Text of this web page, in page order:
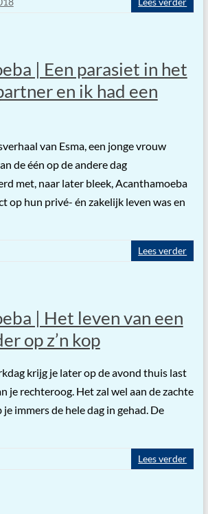
| Een parasiet in het
en ik had een
van Esma, een jonge vrouw
de één op de andere dag
met, naar later bleek, Acanthamoeba
op hun privé- én zakelijk leven was en
Lees verder
| Het leven van een
op z’n kop
krijg je later op de avond thuis last
je rechteroog. Het zal wel aan de zachte
je immers de hele dag in gehad. De
Lees verder